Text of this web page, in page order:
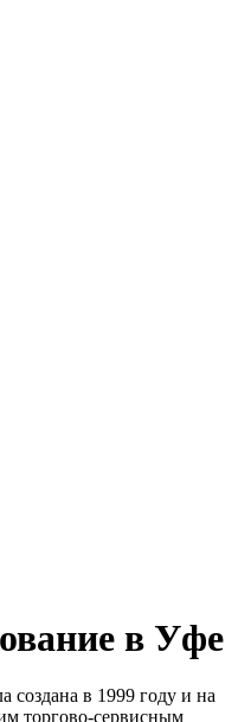
в Уфе
в 1999 году и на
торгово-сервисным